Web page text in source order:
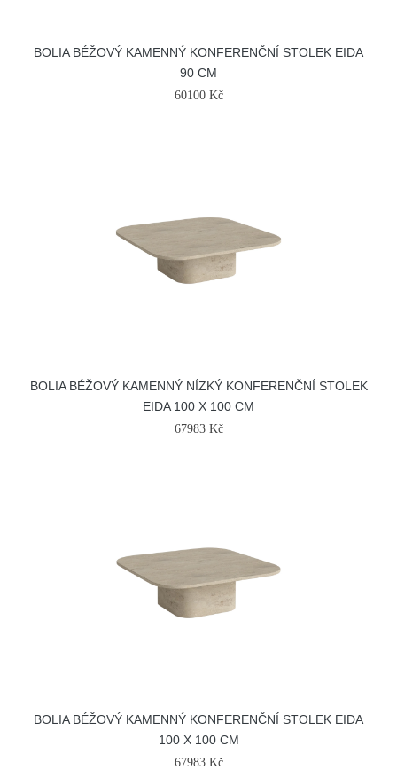
BOLIA BÉŽOVÝ KAMENNÝ KONFERENČNÍ STOLEK EIDA
90 CM
60100 Kč
BOLIA BÉŽOVÝ KAMENNÝ NÍZKÝ KONFERENČNÍ STOLEK
EIDA 100 X 100 CM
67983 Kč
BOLIA BÉŽOVÝ KAMENNÝ KONFERENČNÍ STOLEK EIDA
100 X 100 CM
67983 Kč